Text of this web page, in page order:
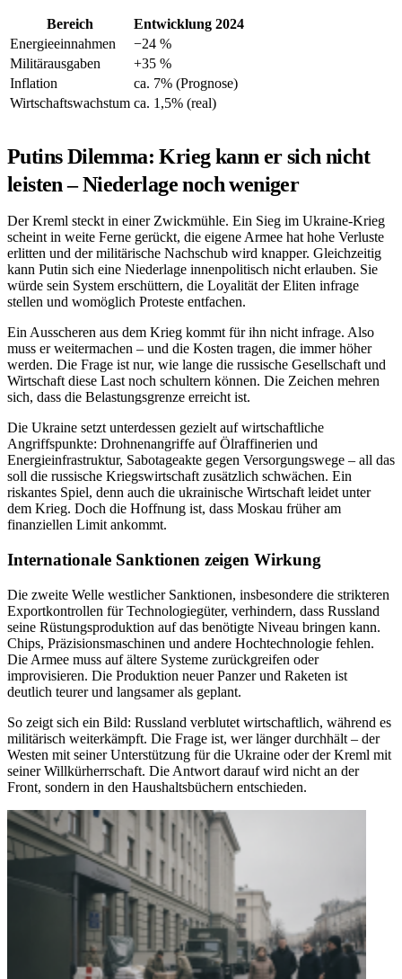
Bereich
Entwicklung 2024
Energieeinnahmen
−24 %
Militärausgaben
+35 %
Inflation
ca. 7% (Prognose)
Wirtschaftswachstum ca. 1,5% (real)
Putins Dilemma: Krieg kann er sich nicht
leisten – Niederlage noch weniger
Der Kreml steckt in einer Zwickmühle. Ein Sieg im Ukraine-Krieg
scheint in weite Ferne gerückt, die eigene Armee hat hohe Verluste
erlitten und der militärische Nachschub wird knapper. Gleichzeitig
kann Putin sich eine Niederlage innenpolitisch nicht erlauben. Sie
würde sein System erschüttern, die Loyalität der Eliten infrage
stellen und womöglich Proteste entfachen.
Ein Ausscheren aus dem Krieg kommt für ihn nicht infrage. Also
muss er weitermachen – und die Kosten tragen, die immer höher
werden. Die Frage ist nur, wie lange die russische Gesellschaft und
Wirtschaft diese Last noch schultern können. Die Zeichen mehren
sich, dass die Belastungsgrenze erreicht ist.
Die Ukraine setzt unterdessen gezielt auf wirtschaftliche
Angriffspunkte: Drohnenangriffe auf Ölraffinerien und
Energieinfrastruktur, Sabotageakte gegen Versorgungswege – all das
soll die russische Kriegswirtschaft zusätzlich schwächen. Ein
riskantes Spiel, denn auch die ukrainische Wirtschaft leidet unter
dem Krieg. Doch die Hoffnung ist, dass Moskau früher am
finanziellen Limit ankommt.
Internationale Sanktionen zeigen Wirkung
Die zweite Welle westlicher Sanktionen, insbesondere die strikteren
Exportkontrollen für Technologiegüter, verhindern, dass Russland
seine Rüstungsproduktion auf das benötigte Niveau bringen kann.
Chips, Präzisionsmaschinen und andere Hochtechnologie fehlen.
Die Armee muss auf ältere Systeme zurückgreifen oder
improvisieren. Die Produktion neuer Panzer und Raketen ist
deutlich teurer und langsamer als geplant.
So zeigt sich ein Bild: Russland verblutet wirtschaftlich, während es
militärisch weiterkämpft. Die Frage ist, wer länger durchhält – der
Westen mit seiner Unterstützung für die Ukraine oder der Kreml mit
seiner Willkürherrschaft. Die Antwort darauf wird nicht an der
Front, sondern in den Haushaltsbüchern entschieden.